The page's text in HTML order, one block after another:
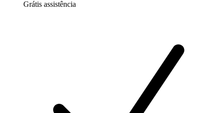
Grátis assistência